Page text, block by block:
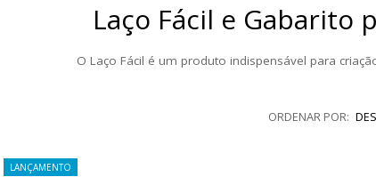
Laço Fácil e Gabarito
O Laço Fácil é um produto indispensável para
LANÇAMENTO